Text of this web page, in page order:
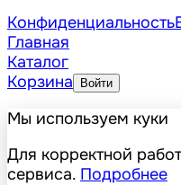
Конфиденциальность
Главная
Каталог
Корзина
Войти
Мы используем куки
Для корректной
сервиса. Подробнее